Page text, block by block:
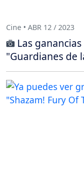
Cine • ABR 12 / 2023
Las
"Guardianes de